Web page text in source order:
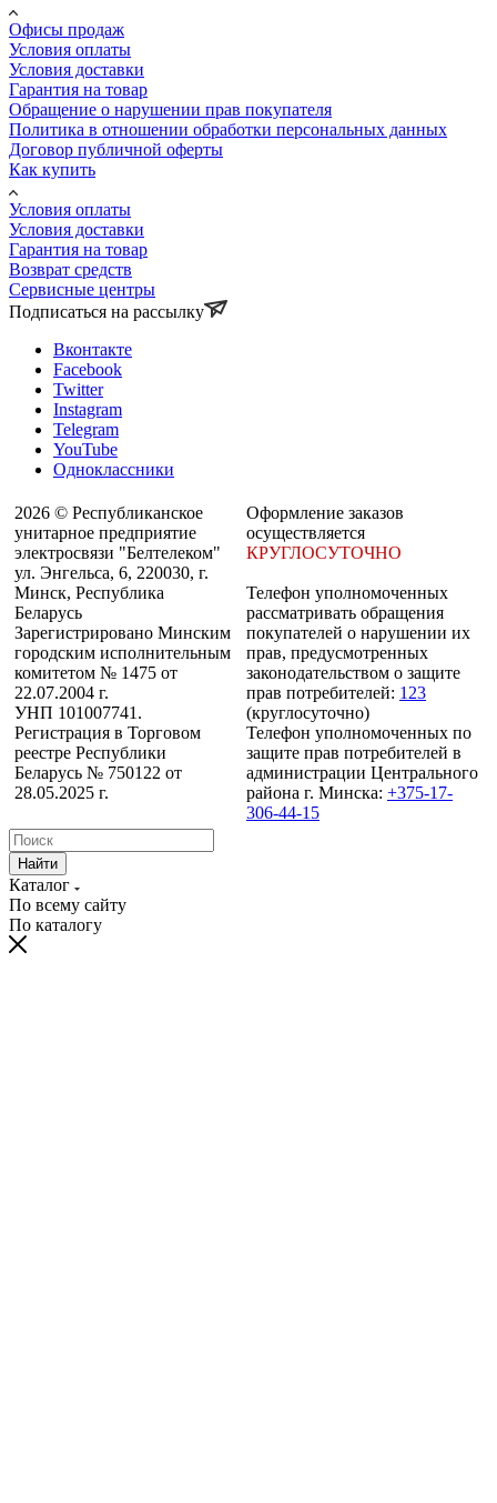
Офисы продаж
Условия оплаты
Условия доставки
Гарантия на товар
Обращение о нарушении прав покупателя
Политика в отношении обработки персональных данных
Договор публичной оферты
Как купить
Условия оплаты
Условия доставки
Гарантия на товар
Возврат средств
Сервисные центры
Подписаться на рассылку
Вконтакте
Facebook
Twitter
Instagram
Telegram
YouTube
Одноклассники
2026 © Республиканское
унитарное предприятие
электросвязи "Белтелеком"
ул. Энгельса, 6, 220030, г.
Минск, Республика
Беларусь
Зарегистрировано Минским
городским исполнительным
комитетом № 1475 от
22.07.2004 г.
УНП 101007741.
Регистрация в Торговом
реестре Республики
Беларусь № 750122 от
28.05.2025 г.
Оформление заказов
осуществляется
КРУГЛОСУТОЧНО
Телефон уполномоченных
рассматривать обращения
покупателей о нарушении их
прав, предусмотренных
законодательством о защите
прав потребителей: 123
(круглосуточно)
Телефон уполномоченных по
защите прав потребителей в
администрации Центрального
района г. Минска: +375-17-
306-44-15
Найти
Каталог
По всему сайту
По каталогу